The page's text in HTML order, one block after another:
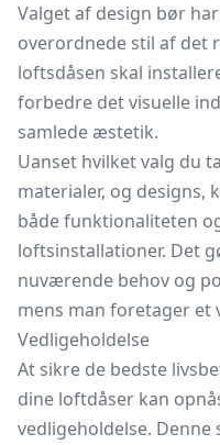
Valget af design bør
overordnede stil af det
loftsdåsen skal
forbedre det visuelle
samlede æstetik.
Uanset hvilket valg du
materialer, og designs,
både funktionaliteten
loftsinstallationer. Det
nuværende behov og
mens man foretager et
Vedligeholdelse
At sikre de bedste
dine loftdåser kan
vedligeholdelse.